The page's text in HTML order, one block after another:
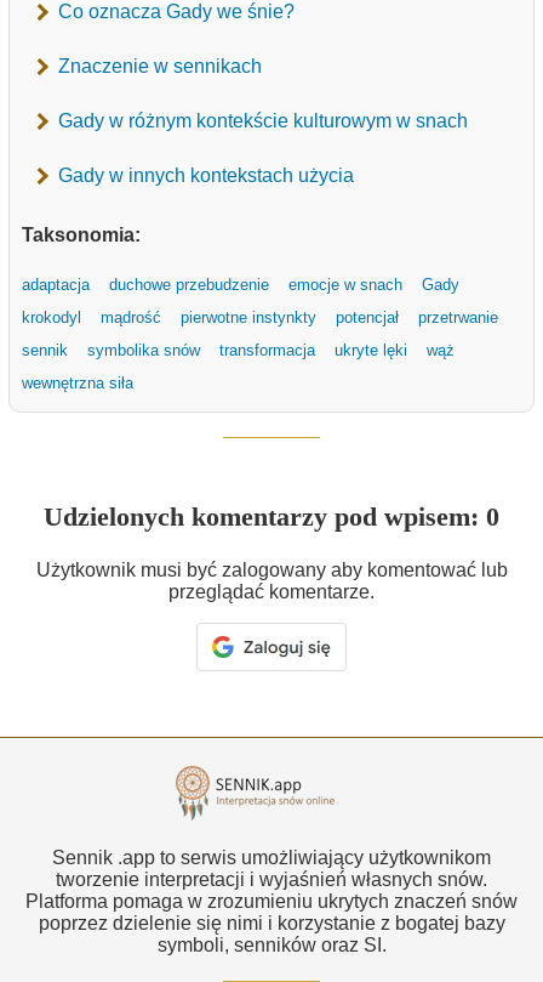
Co oznacza Gady we śnie?
Znaczenie w sennikach
Gady w różnym kontekście kulturowym w snach
Gady w innych kontekstach użycia
Taksonomia:
adaptacja duchowe przebudzenie emocje w snach
Gady
krokodyl
mądrość pierwotne instynkty potencjał
przetrwanie
sennik
symbolika snów transformacja ukryte lęki
wąż
wewnętrzna siła
Udzielonych komentarzy pod wpisem: 0
Użytkownik musi być zalogowany aby komentować lub
przeglądać komentarze.
Sennik .app to serwis umożliwiający użytkownikom
tworzenie interpretacji i wyjaśnień własnych snów.
Platforma pomaga w zrozumieniu ukrytych znaczeń snów
poprzez dzielenie się nimi i korzystanie z bogatej bazy
symboli, senników oraz SI.